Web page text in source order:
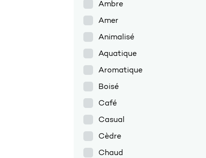
Ambre
Amer
Animalisé
Aquatique
Aromatique
Boisé
Café
Casual
Cèdre
Chaud